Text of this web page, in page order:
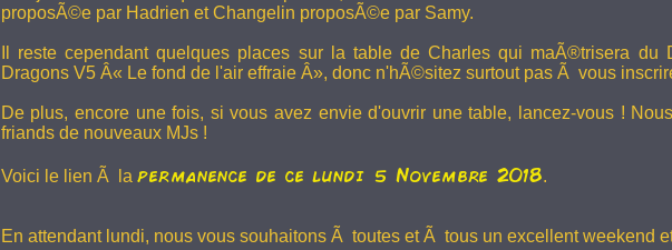
proposÃ©e par Hadrien etChangelin proposÃ©e par Samy.
Il reste cependant quelques places sur la table de Charles qui maÃ®trisera du
Dragons V5Â« Le fond de l'air effraie Â», donc n'hÃ©sitez surtout pas Ã vous
De plus, encore une fois, si vous avez envie d'ouvrir une table, lancez-vous !
friands de nouveaux MJs !
Voici le lien Ã la permanence de ce lundi 5 Novembre 2018.
En attendant lundi, nous vous souhaitons Ã toutes et Ã tous un excellent weekend